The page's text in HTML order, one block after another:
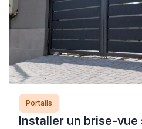
Portails
Installer un brise-vue